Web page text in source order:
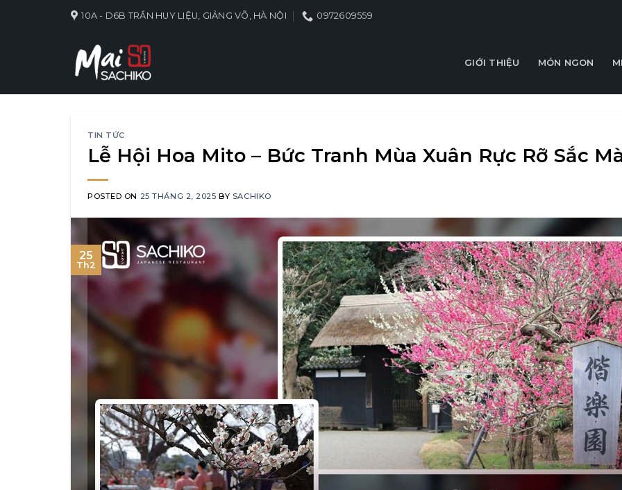
10A - D6B TRẦN HUY LIỆU, GIẢNG VÕ, HÀ NỘI 0972609559
GIỚI THIỆU MÓN NGON
TIN TỨC
Lễ Hội Hoa Mito – Bức Tranh Mùa Xuân Rực Rỡ Sắc
POSTED ON 25 THÁNG 2, 2025 BY SACHIKO
25
Th2